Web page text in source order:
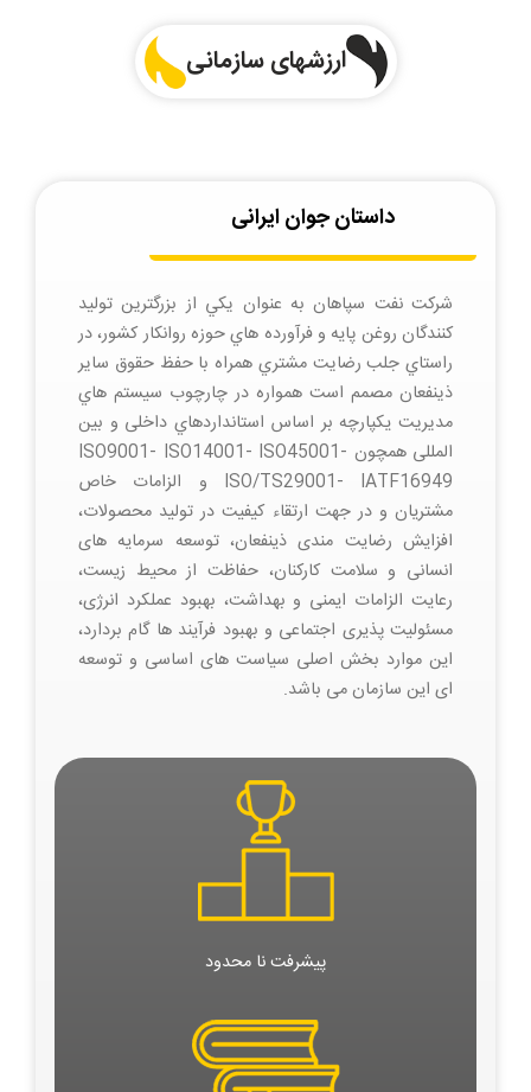
ارزشهای سازمانی
داستان جوان ایرانی
شركت نفت سپاهان به عنوان يكي از بزرگترين توليد
كنندگان روغن پایه و فرآورده هاي حوزه روانكار كشور، در
راستاي جلب رضايت مشتري همراه با حفظ حقوق ساير
ذينفعان مصمم است همواره در چارچوب سيستم هاي
مديريت یکپارچه بر اساس استانداردهاي داخلی و بین
المللی همچون ISO9001- ISO14001- ISO45001-
ISO/TS29001- IATF16949 و الزامات خاص
مشتریان و در جهت ارتقاء کیفیت در تولید محصولات،
افزایش رضایت مندی ذینفعان، توسعه سرمایه های
انسانی و سلامت کارکنان، حفاظت از محیط زیست،
رعایت الزامات ایمنی و بهداشت، بهبود عملکرد انرژی،
مسئولیت پذیری اجتماعی و بهبود فرآیند ها گام بردارد،
این موارد بخش اصلی سیاست های اساسی و توسعه
ای این سازمان می باشد.
پیشرفت نا محدود